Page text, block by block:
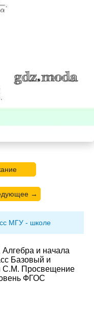
→
МГУ - школе
и начала
Базовый и
С.М. Просвещение
ФГОС